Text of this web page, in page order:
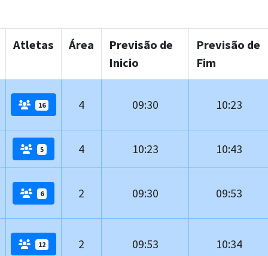
Atletas Área
Previsão de
Inicio
Previsão de
Fim
16 4 09:30 10:23
5 4 10:23 10:43
6 2 09:30 09:53
12 2 09:53 10:34